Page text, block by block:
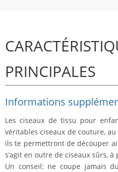
PRINCIPALES
Informations
Les ciseaux de tissu pour
véritables ciseaux de couture,
ils te permettront de découper
s’agit en outre de ciseaux sûrs,
Un conseil: ne coupe jamais